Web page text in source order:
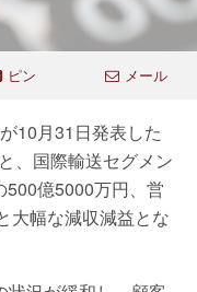
ピン メール
10月31日発表した
、国際輸送セグメン
500億5000万円、営
大幅な減収減益とな